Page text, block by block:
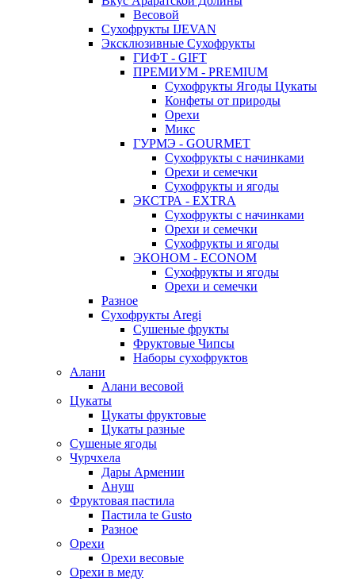
Весовой
Сухофрукты IJEVAN
Эксклюзивные Сухофрукты
ГИФТ - GIFT
ПРЕМИУМ - PREMIUM
Сухофрукты Ягоды Цукаты
Конфеты от природы
Орехи
Микс
ГУРМЭ - GOURMET
Сухофрукты с начинками
Орехи и семечки
Сухофрукты и ягоды
ЭКСТРА - EXTRA
Сухофрукты с начинками
Орехи и семечки
Сухофрукты и ягоды
ЭКОНОМ - ECONOM
Сухофрукты и ягоды
Орехи и семечки
Разное
Сухофрукты Aregi
Сушеные фрукты
Фруктовые Чипсы
Наборы сухофруктов
Алани
Алани весовой
Цукаты
Цукаты фруктовые
Цукаты разные
Сушеные ягоды
Чурчхела
Дары Армении
Ануш
Фруктовая пастила
Пастила te Gusto
Разное
Орехи
Орехи весовые
Орехи в меду